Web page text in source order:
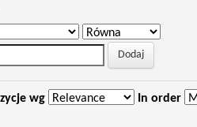
wg In order